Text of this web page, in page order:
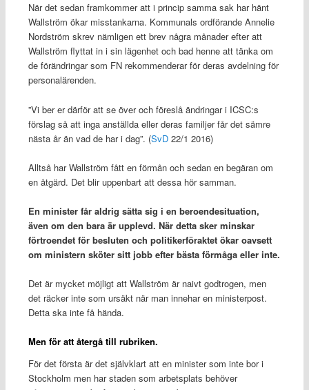
När det sedan framkommer att i princip samma sak har hänt
Wallström ökar misstankarna. Kommunals ordförande Annelie
Nordström skrev nämligen ett brev några månader efter att
Wallström flyttat in i sin lägenhet och bad henne att tänka om
de förändringar som FN rekommenderar för deras avdelning för
personalärenden.
”Vi ber er därför att se över och föreslå ändringar i ICSC:s
förslag så att inga anställda eller deras familjer får det sämre
nästa år än vad de har i dag”. (SvD 22/1 2016)
Alltså har Wallström fått en förmån och sedan en begäran om
en åtgärd. Det blir uppenbart att dessa hör samman.
En minister får aldrig sätta sig i en beroendesituation,
även om den bara är upplevd. När detta sker minskar
förtroendet för besluten och politikerföraktet ökar oavsett
om ministern sköter sitt jobb efter bästa förmåga eller inte.
Det är mycket möjligt att Wallström är naivt godtrogen, men
det räcker inte som ursäkt när man innehar en ministerpost.
Detta ska inte få hända.
Men för att återgå till rubriken.
För det första är det självklart att en minister som inte bor i
Stockholm men har staden som arbetsplats behöver